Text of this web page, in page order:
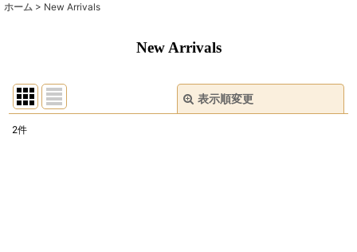
ホーム > New Arrivals
New Arrivals
表示順変更
2件